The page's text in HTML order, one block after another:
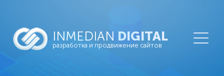
INMEDIAN DIGITAL
разработка и продвижение сайтов